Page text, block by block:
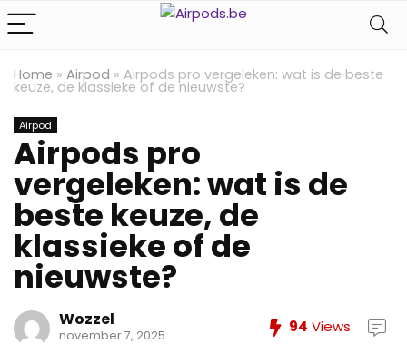
Home » Airpod » Airpods pro vergeleken: wat is de beste
keuze, de klassieke of de nieuwste?
Airpod
Airpods pro
vergeleken: wat is de
beste keuze, de
klassieke of de
nieuwste?
Wozzel
november 7, 2025 94 Views